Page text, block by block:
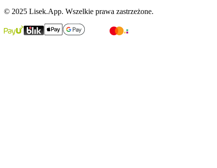
© 2025 Lisek.App. Wszelkie prawa zastrzeżone.